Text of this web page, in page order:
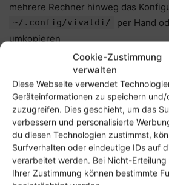
Cookie-Zustimmung
verwalten
Diese Webseite verwendet
Geräteinformationen zu speichern
zuzugreifen. Dies geschieht, um das
verbessern und personalisierte
du diesen Technologien zustimmst,
Surfverhalten oder eindeutige IDs auf
verarbeitet werden. Bei Nicht-
Ihrer Zustimmung können bestimmte
mehrere Rechner hinweg das
~/.config/vivaldi/
per Hand
umkopieren
Anzeige